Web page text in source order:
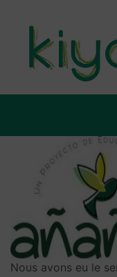
content
(LEVEL
Nous avons eu le